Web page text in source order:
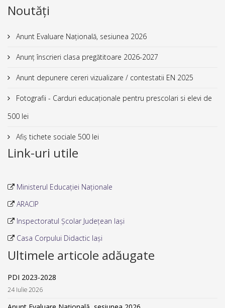
Noutăți
Anunt Evaluare Națională, sesiunea 2026
Anunț înscrieri clasa pregătitoare 2026-2027
Anunt depunere cereri vizualizare / contestatii EN 2025
Fotografii - Carduri educaționale pentru prescolari si elevi de
500 lei
Afiș tichete sociale 500 lei
Link-uri utile
Ministerul Educației Naționale
ARACIP
Inspectoratul Școlar Județean Iași
Casa Corpului Didactic Iași
Ultimele articole adăugate
PDI 2023-2028
24 Iulie 2026